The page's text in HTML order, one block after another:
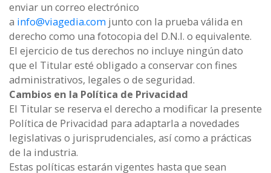
enviar un correo electrónico
a info@viagedia.com junto con la prueba válida en
derecho como una fotocopia del D.N.I. o equivalente.
El ejercicio de tus derechos no incluye ningún dato
que el Titular esté obligado a conservar con fines
administrativos, legales o de seguridad.
Cambios en la Política de Privacidad
El Titular se reserva el derecho a modificar la presente
Política de Privacidad para adaptarla a novedades
legislativas o jurisprudenciales, así como a prácticas
de la industria.
Estas políticas estarán vigentes hasta que sean